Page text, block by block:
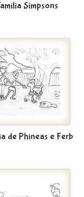
Simpsons
de Phineas e Ferb